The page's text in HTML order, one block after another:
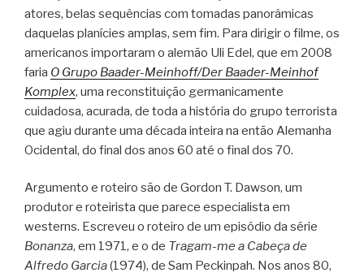
atores, belas sequências com tomadas panorâmicas
daquelas planícies amplas, sem fim. Para dirigir o filme, os
americanos importaram o alemão Uli Edel, que em 2008
faria O Grupo Baader-Meinhoff/Der Baader-Meinhof
Komplex, uma reconstituição germanicamente
cuidadosa, acurada, de toda a história do grupo terrorista
que agiu durante uma década inteira na então Alemanha
Ocidental, do final dos anos 60 até o final dos 70.
Argumento e roteiro são de Gordon T. Dawson, um
produtor e roteirista que parece especialista em
westerns. Escreveu o roteiro de um episódio da série
Bonanza, em 1971, e o de Tragam-me a Cabeça de
Alfredo Garcia(1974), de Sam Peckinpah. Nos anos 80,